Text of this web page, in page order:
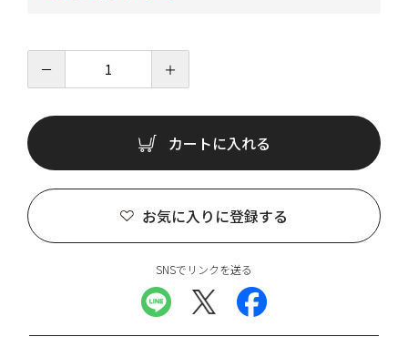
－ ＋
カートに入れる
お気に入りに登録する
SNSでリンクを送る